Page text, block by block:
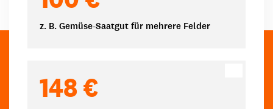
z. B. Gemüse-Saatgut für mehrere Felder
148 €